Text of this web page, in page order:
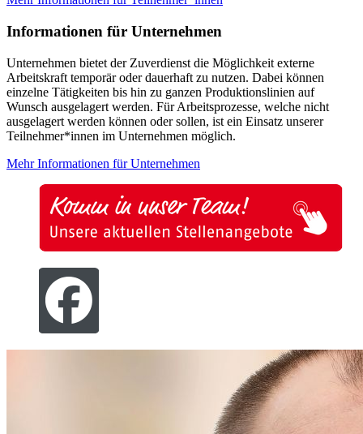
Informationen für Unternehmen
Unternehmen bietet der Zuverdienst die Möglichkeit externe
Arbeitskraft temporär oder dauerhaft zu nutzen. Dabei können
einzelne Tätigkeiten bis hin zu ganzen Produktionslinien auf
Wunsch ausgelagert werden. Für Arbeitsprozesse, welche nicht
ausgelagert werden können oder sollen, ist ein Einsatz unserer
Teilnehmer*innen im Unternehmen möglich.
Mehr Informationen für Unternehmen